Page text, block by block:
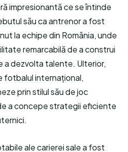
impresionantă ce se întinde
său ca antrenor a fost
la echipe din România, unde
remarcabilă de a construi
a dezvolta talente. Ulterior,
fotbalul internațional,
prin stilul său de joc
a concepe strategii eficiente
ale carierei sale a fost